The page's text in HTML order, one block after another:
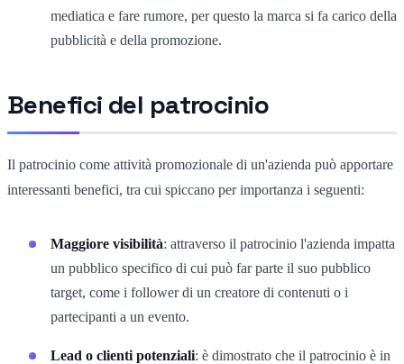
mediatica e fare rumore, per questo la marca si fa carico della
pubblicità e della promozione.
Benefici del patrocinio
Il patrocinio come attività promozionale di un'azienda può apportare
interessanti benefici, tra cui spiccano per importanza i seguenti:
Maggiore visibilità: attraverso il patrocinio l'azienda impatta
un pubblico specifico di cui può far parte il suo pubblico
target, come i follower di un creatore di contenuti o i
partecipanti a un evento.
Lead o clienti potenziali: è dimostrato che il patrocinio è in